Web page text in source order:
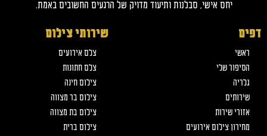
יחס אישי, סבלנות ותיעוד מדויק של הרגעים החשובים באמת.
דפים
ראשי
הסיפור שלי
גלריה
שירותים
אזורי שירות
מחירון צילום אירועים
שירותי צילום
צלם אירועים
צלם חתונות
צילום חינה
צילום בר מצווה
צילום בת מצווה
צילום ברית